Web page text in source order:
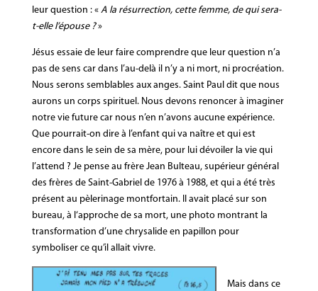
leur question : « A la résurrection, cette femme, de qui sera-
t-elle l’épouse ?»
Jésus essaie de leur faire comprendre que leur question n’a
pas de sens car dans l’au-delà il n’y a ni mort, ni procréation.
Nous serons semblables aux anges. Saint Paul dit que nous
aurons un corps spirituel. Nous devons renoncer à imaginer
notre vie future car nous n’en n’avons aucune expérience.
Que pourrait-on dire à l’enfant qui va naître et qui est
encore dans le sein de sa mère, pour lui dévoiler la vie qui
l’attend ? Je pense au frère Jean Bulteau, supérieur général
des frères de Saint-Gabriel de 1976 à 1988, et qui a été très
présent au pèlerinage montfortain. Il avait placé sur son
bureau, à l‘approche de sa mort, une photo montrant la
transformation d’une chrysalide en papillon pour
symboliser ce qu’il allait vivre.
Mais dans ce